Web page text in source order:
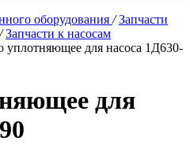
оборудования / Запчасти
/ Запчасти к насосам
уплотняющее для насоса 1Д630-
для